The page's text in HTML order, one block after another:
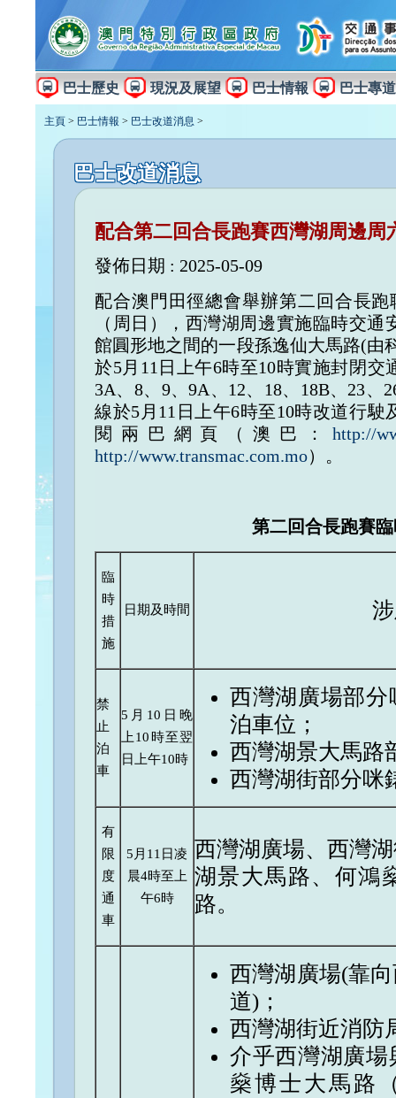
巴士歷史 現況及展望 巴士情報 巴士專道
主頁 > 巴士情報 > 巴士改道消息 >
巴士改道消息
配合第二回合長跑賽西灣湖周邊周
發佈日期 : 2025-05-09
配合澳門田徑總會舉辦第二回合長
（周日），西灣湖周邊實施臨時交
館圓形地之間的一段孫逸仙大馬路(由
於5月11日上午6時至10時實施封閉
3A、8、9、9A、12、18、18B、23、
線於5月11日上午6時至10時改道行
閱兩巴網頁（澳巴： http://
http://www.transmac.com.mo）。
第二回合長跑賽
臨
時
措
施
日期及時間
禁
止
泊
車
5月10日晚
上10時至翌
日上午10時
西灣湖廣場部
泊車位；
西灣湖景大馬路
西灣湖街部分咪
有
限
度
通
車
5月11日凌
晨4時至上
午6時
西灣湖廣場、西灣
湖景大馬路、何鴻
路。
西灣湖廣場(靠
道)；
西灣湖街近消防
介乎西灣湖廣
燊博士大馬路